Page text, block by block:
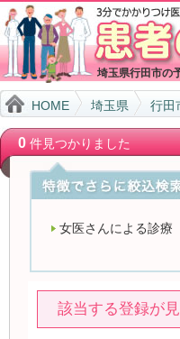
埼玉県行田市の
HOME 埼玉県 行田
0件見つかりました
女医さんによる診療
該当する登録が